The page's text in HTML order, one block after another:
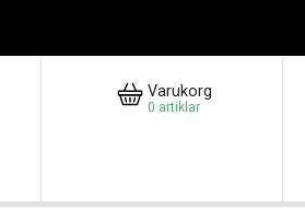
Varukorg
0 artiklar